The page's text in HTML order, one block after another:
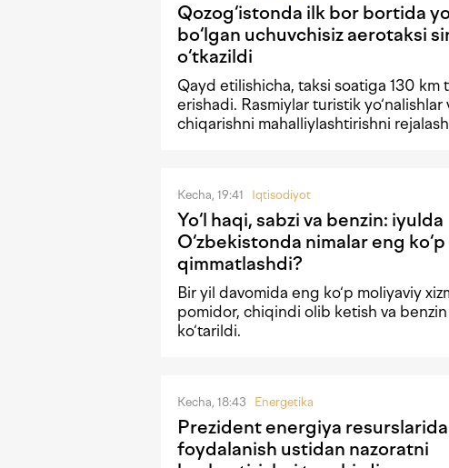
Qozog‘istonda ilk bor bortida
bo‘lgan uchuvchisiz aerotaksi
o‘tkazildi
Qayd etilishicha, taksi soatiga 130 km
erishadi. Rasmiylar turistik yo‘nalishlar
chiqarishni mahalliylashtirishni
Kecha, 19:41 Iqtisodiyot
Yo‘l haqi, sabzi va benzin: iyulda
O‘zbekistonda nimalar eng ko‘p
qimmatlashdi?
Bir yil davomida eng ko‘p moliyaviy
pomidor, chiqindi olib ketish va benzin
ko‘tarildi.
Kecha, 18:43 Energetika
Prezident energiya
foydalanish ustidan nazoratni